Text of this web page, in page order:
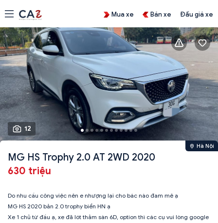
Mua xe Bán xe Đấu giá xe
12
Hà Nội
MG HS Trophy 2.0 AT 2WD 2020
630 triệu
Do nhu cầu công việc nên e nhượng lại cho bác nào đam mê ạ
MG HS 2020 bản 2.0 trophy biển HN ạ
Xe 1 chủ từ đầu ạ, xe đã lót thảm sàn 6D, option thì các cụ vui lòng google